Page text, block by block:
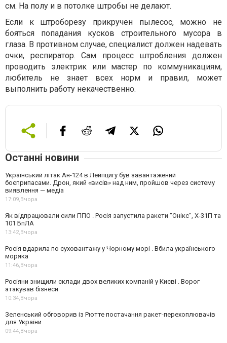
см. На полу и в потолке штробы не делают.
Если к штроборезу прикручен пылесос, можно не
бояться попадания кусков строительного мусора в
глаза. В противном случае, специалист должен надевать
очки, респиратор. Сам процесс штробления должен
проводить электрик или мастер по коммуникациям,
любитель не знает всех норм и правил, может
выполнить работу некачественно.
Останні новини
Український літак Ан-124 в Лейпцигу був завантажений
боєприпасами. Дрон, який «висів» над ним, пройшов через систему
виявлення — медіа
17:09,Вчора
Як відпрацювали сили ППО . Росія запустила ракети "Онікс", Х-31П та
101 БпЛА
13:42,Вчора
Росія вдарила по суховантажу у Чорному морі . Вбила українського
моряка
11:46,Вчора
Росіяни знищили склади двох великих компаній у Києві . Ворог
атакував бізнеси
10:34,Вчора
Зеленський обговорив із Рютте постачання ракет-перехоплювачів
для України
09:44,Вчора